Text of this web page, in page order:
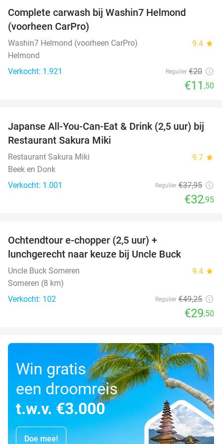
Complete carwash bij Washin7 Helmond
(voorheen CarPro)
Washin7 Helmond (voorheen CarPro) 9.4 star
Helmond
Verkocht: 1.921
Regulier €20
€11 ,50
13%
Japanse All-You-Can-Eat & Drink (2,5 uur) bij
Restaurant Sakura Miki
Restaurant Sakura Miki 9.7 star
Beek en Donk
Verkocht: 1.001
Regulier €37,95
€32,95
Ochtendtour e-chopper (2,5 uur) +
lunchgerecht naar keuze bij Uncle Buck
Uncle Buck Someren 9.4 star
Someren (8 km)
Verkocht: 102
Regulier €49,25
€29,50
Win gratis
een droomreis
t.w.v. €3.000
Doe mee!